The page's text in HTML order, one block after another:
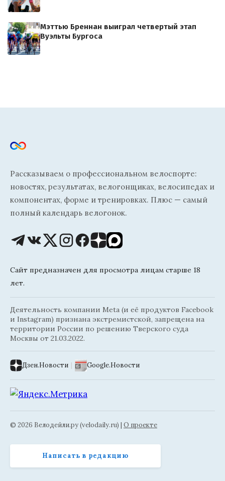
Мэттью Бреннан выиграл четвертый этап
Вуэльты Бургоса
Рассказываем о профессиональном велоспорте:
новостях, результатах, велогонщиках, велосипедах и
компонентах, форме и тренировках. Плюс — самый
полный календарь велогонок.
Сайт предназначен для просмотра лицам старше 18
лет.
Деятельность компании Meta (и её продуктов Facebook
и Instagram) признана экстремистской, запрещена на
территории России по решению Тверского суда
Москвы от 21.03.2022.
Дзен.Новости | Google.Новости
© 2026 Велодейли.ру (velodaily.ru) | О проекте
Написать в редакцию